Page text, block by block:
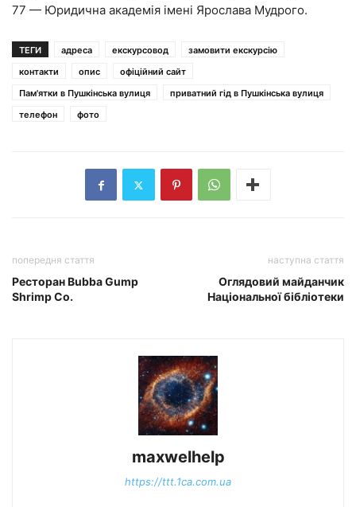
77 — Юридична академія імені Ярослава Мудрого.
ТЕГИ адреса екскурсовод
замовити екскурсію
контакти
опис
офіційний сайт
Пам'ятки в Пушкінська вулиця
приватний гід в Пушкінська вулиця
телефон
фото
попередня стаття
Ресторан Bubba Gump
Shrimp Co.
наступна стаття
Оглядовий майданчик
Національної бібліотеки
maxwelhelp
https://ttt.1ca.com.ua